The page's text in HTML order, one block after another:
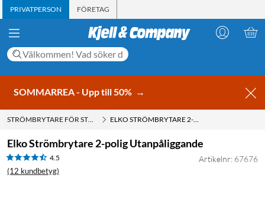
PRIVATPERSON FÖRETAG
SOMMARREA - Upp till 50% →
STRÖMBRYTARE FÖR STARKSTRÖM ELKO STRÖMBRYTARE 2-POLIG UTANPÅLIGGANDE
Elko Strömbrytare 2-polig Utanpåliggande
4.5
(12 kundbetyg)
Artikelnr: 67676